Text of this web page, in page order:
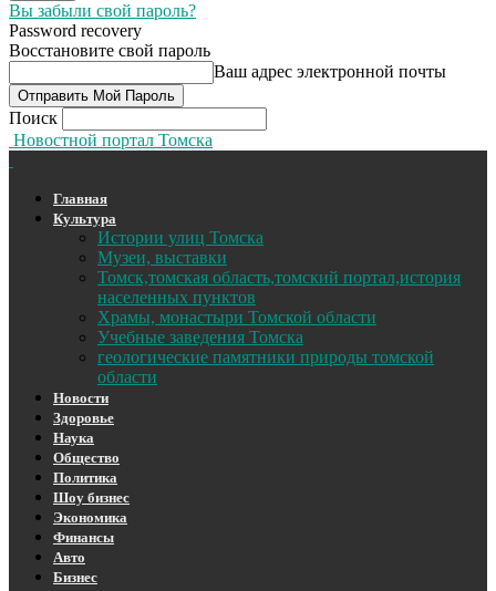
Вы забыли свой пароль?
Password recovery
Восстановите свой пароль
Ваш адрес электронной почты
Поиск
Новостной портал Томска
Главная
Культура
Истории улиц Томска
Музеи, выставки
Томск,томская область,томский портал,история
населенных пунктов
Храмы, монастыри Томской области
Учебные заведения Томска
геологические памятники природы томской
области
Новости
Здоровье
Наука
Общество
Политика
Шоу бизнес
Экономика
Финансы
Авто
Бизнес